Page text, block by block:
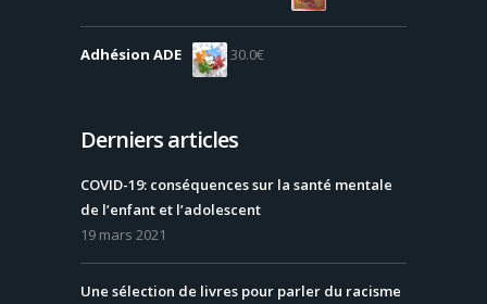
Adhésion ADE 30.0€
Derniers articles
COVID-19: conséquences sur la santé mentale
de l’enfant et l’adolescent
19 mars 2021
Une sélection de livres pour parler du racisme